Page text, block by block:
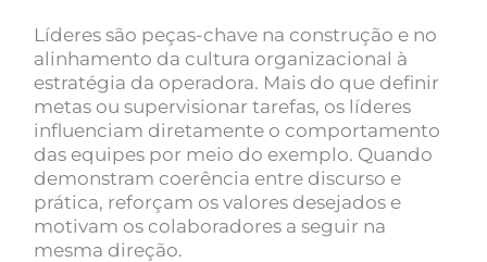
Líderes são peças-chave na construção e no
alinhamento da cultura organizacional à
estratégia da operadora. Mais do que definir
metas ou supervisionar tarefas, os líderes
influenciam diretamente o comportamento
das equipes por meio do exemplo. Quando
demonstram coerência entre discurso e
prática, reforçam os valores desejados e
motivam os colaboradores a seguir na
mesma direção.